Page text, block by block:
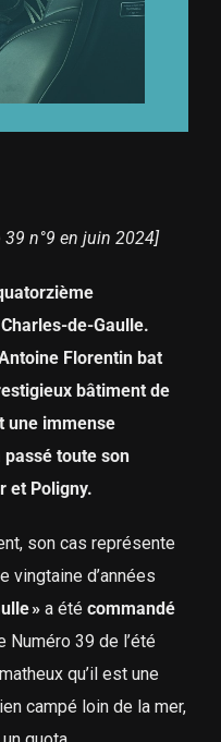
n°9 en juin 2024]
de-Gaulle.
Florentin bat
bâtiment de
une immense
toute son
et Poligny.
son cas représente
vingtaine d’années
»a été commandé
Numéro 39 de l’été
qu’il est une
campé loin de la mer,